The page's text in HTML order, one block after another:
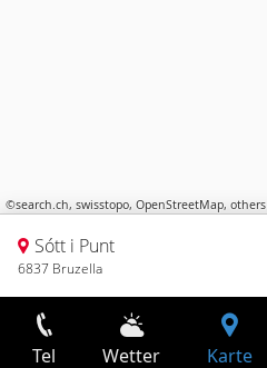
©search.ch, swisstopo, OpenStreetMap, others
Sótt i Punt
6837 Bruzella
Tel Wetter Karte